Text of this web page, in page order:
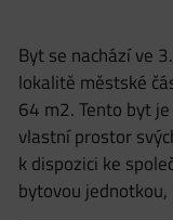
Byt se nachází ve
lokalitě městské
64 m2. Tento byt
vlastní prostor
k dispozici ke
bytovou